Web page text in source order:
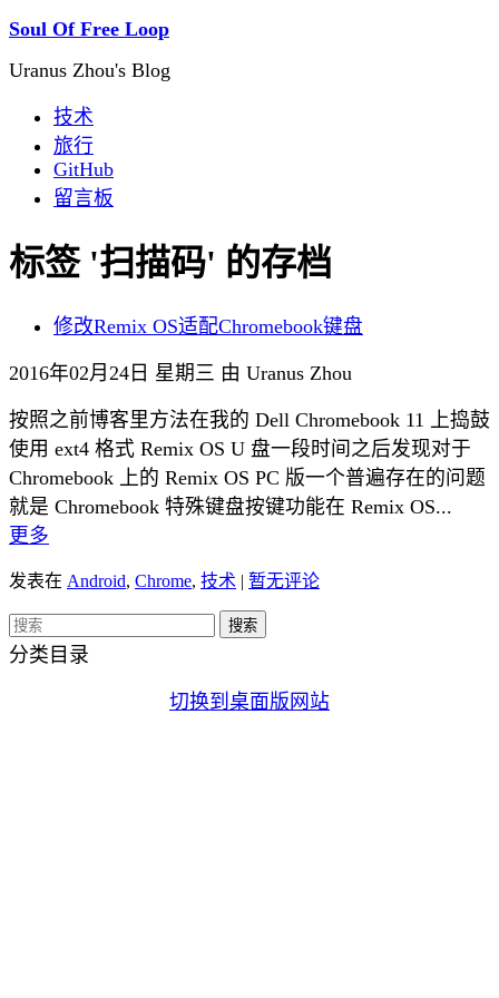
Soul Of Free Loop
Uranus Zhou's Blog
技术
旅行
GitHub
留言板
标签 '扫描码' 的存档
修改Remix OS适配Chromebook键盘
2016年02月24日 星期三 由 Uranus Zhou
按照之前博客里方法在我的 Dell Chromebook 11 上捣鼓
使用 ext4 格式 Remix OS U 盘一段时间之后发现对于
Chromebook 上的 Remix OS PC 版一个普遍存在的问题
就是 Chromebook 特殊键盘按键功能在 Remix OS...
更多
发表在 Android, Chrome, 技术 | 暂无评论
分类目录
切换到桌面版网站